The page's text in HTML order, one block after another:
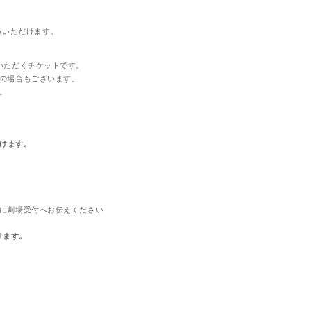
ただけます。
だくチケットです。
場合もございます。
ます。
劇場受付へお伝えください
す。